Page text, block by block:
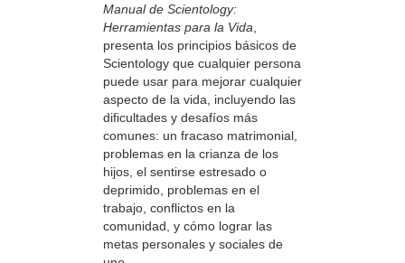
Manual de Scientology:
Herramientas para la Vida
presenta los principios básicos de
Scientology que cualquier persona
puede usar para mejorar cualquier
aspecto de la vida, incluyendo las
dificultades y desafíos más
comunes: un fracaso matrimonial,
problemas en la crianza de los
hijos, el sentirse estresado o
deprimido, problemas en el
trabajo, conflictos en la
comunidad, y cómo lograr las
metas personales y sociales de